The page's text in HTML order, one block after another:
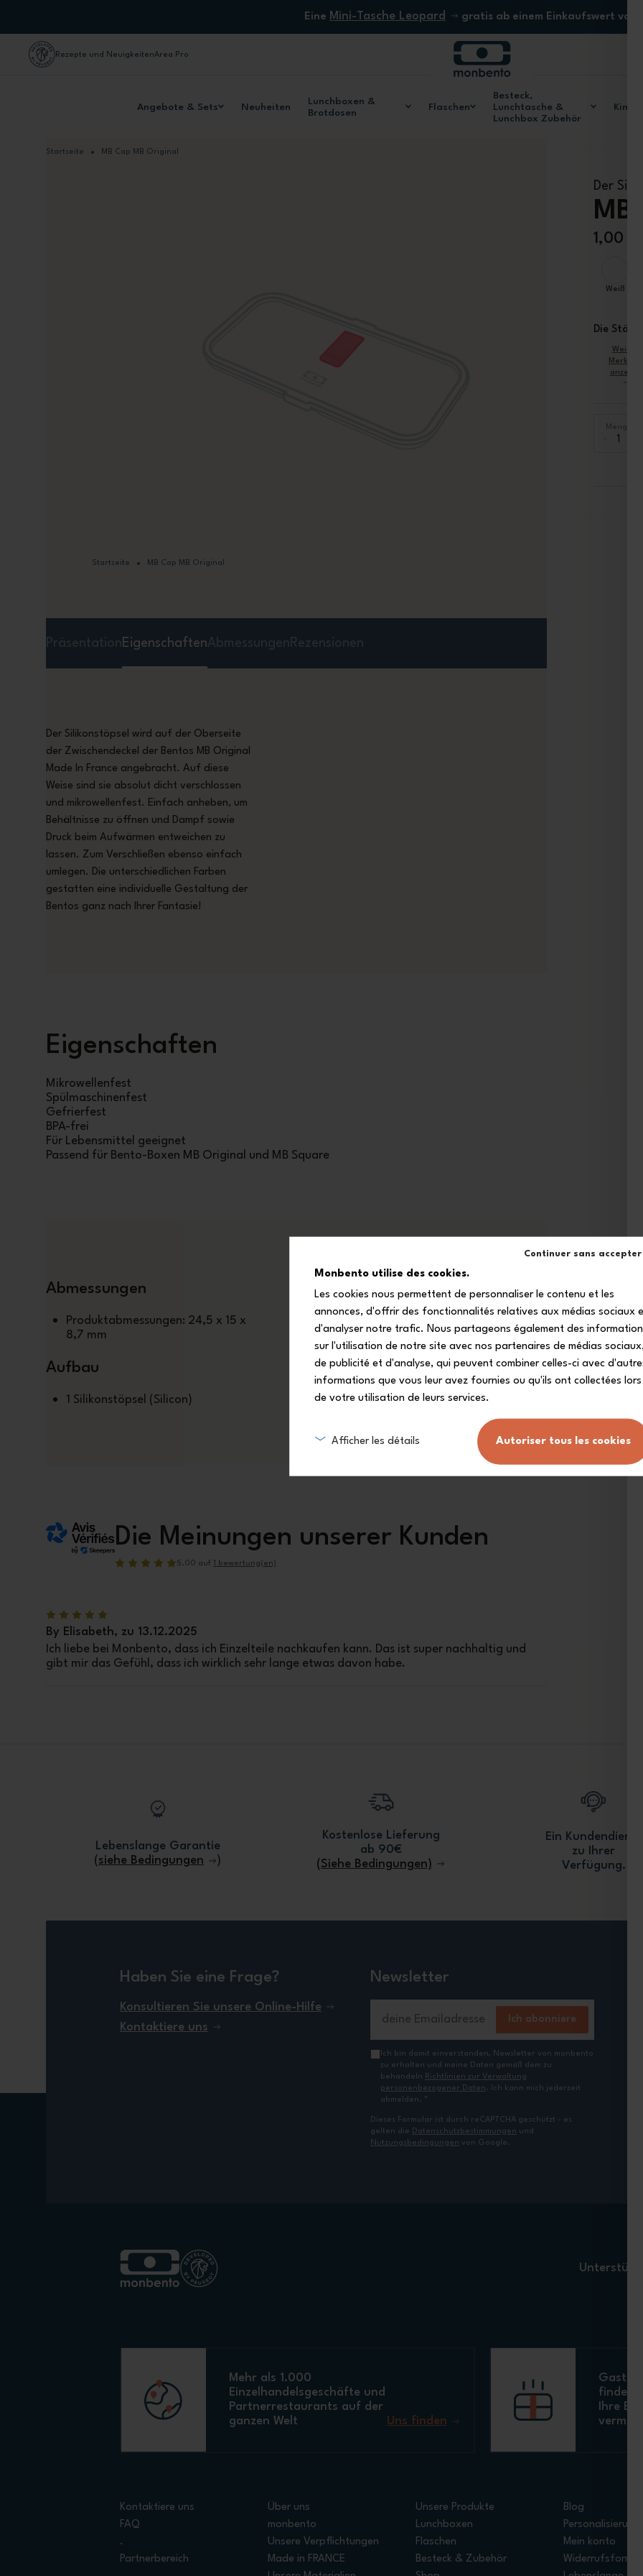
Continuer sans accepter
Monbento utilise des cookies.
Les cookies nous permettent de personnaliser le contenu et les
annonces, d'offrir des fonctionnalités relatives aux médias sociaux
d'analyser notre trafic. Nous partageons également des
sur l'utilisation de notre site avec nos partenaires de médias
de publicité et d'analyse, qui peuvent combiner celles-ci avec
informations que vous leur avez fournies ou qu'ils ont collectées lors
de votre utilisation de leurs services.
Autoriser tous les cookies
Afficher les détails
Eine Mini-Tasche Leopard gratis ab einem Einkaufswert von
Rezepte und NeuigkeitenArea Pro
Angebote & Sets Neuheiten
Lunchboxen &
Brotdosen
Flaschen
Besteck,
Lunchtasche &
Lunchbox Zubehör
Der
MB
1,00 €
Weiß
Die
Weitere
Menge
Startseite MB Cap MB Original
Startseite MB Cap MB Original
Eigenschaften
Der Silikonstöpsel wird auf der Oberseite
der Zwischendeckel der Bentos MB Original
Made In France angebracht. Auf diese
Weise sind sie absolut dicht verschlossen
und mikrowellenfest. Einfach anheben, um
Behältnisse zu öffnen und Dampf sowie
Druck beim Aufwärmen entweichen zu
lassen. Zum Verschließen ebenso einfach
umlegen. Die unterschiedlichen Farben
gestatten eine individuelle Gestaltung der
Bentos ganz nach Ihrer Fantasie!
Eigenschaften
Mikrowellenfest
Spülmaschinenfest
Gefrierfest
BPA-frei
Für Lebensmittel geeignet
Passend für Bento-Boxen MB Original und MB Square
Abmessungen
Produktabmessungen: 24,5 x 15 x
8,7 mm
Aufbau
1 Silikonstöpsel (Silicon)
Die Meinungen unserer Kunden
5.00 auf 1 bewertung(en)
By Elisabeth, zu 13.12.2025
Ich liebe bei Monbento, dass ich Einzelteile nachkaufen kann. Das ist super nachhaltig und
gibt mir das Gefühl, dass ich wirklich sehr lange etwas davon habe.
Lebenslange Garantie
(siehe Bedingungen )
Kostenlose Lieferung
ab 90€
(Siehe Bedingungen)
Ein Kundendienst
zu Ihrer
Verfügung.
Haben Sie eine Frage?
Konsultieren Sie unsere Online-Hilfe
Kontaktiere uns
Newsletter
Ich abonniere
Ich bin damit einverstanden, Newsletter von monbento
zu erhalten und meine Daten gemäß dem zu
behandeln Richtlinien zur Verwaltung
personenbezogener Daten. Ich kann mich jederzeit
abmelden.
*
Dieses Formular ist durch reCAPTCHA geschützt - es
gelten die Datenschutzbestimmungen und
Nutzungsbedingungen von Google.
Mehr als 1.000
Einzelhandelsgeschäfte und
Partnerrestaurants auf der
ganzen Welt
Uns finden
finden
Ihre
Kontaktiere uns
FAQ
.
Partnerbereich
Über uns
monbento
Unsere Verpflichtungen
Made in FRANCE
Unsere Produkte
Lunchboxen
Flaschen
Besteck & Zubehör
Blog
Personalisierung
Mein konto